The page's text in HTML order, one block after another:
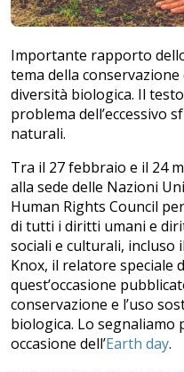
Importante rapporto
tema della conservazione
diversità biologica. Il
problema dell’eccessivo
naturali.
Tra il 27 febbraio e il 24
alla sede delle Nazioni
Human Rights Council
di tutti i diritti umani e
sociali e culturali, incluso
Knox, il relatore speciale
quest’occasione
conservazione e l’uso
biologica. Lo segnaliamo
occasione dell’Earth day.